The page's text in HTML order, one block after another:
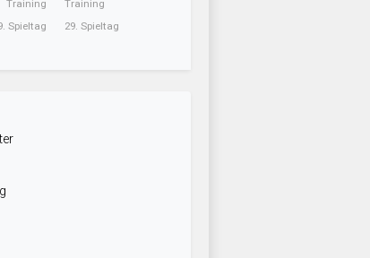
Training
Spieltag
Training
29. Spieltag